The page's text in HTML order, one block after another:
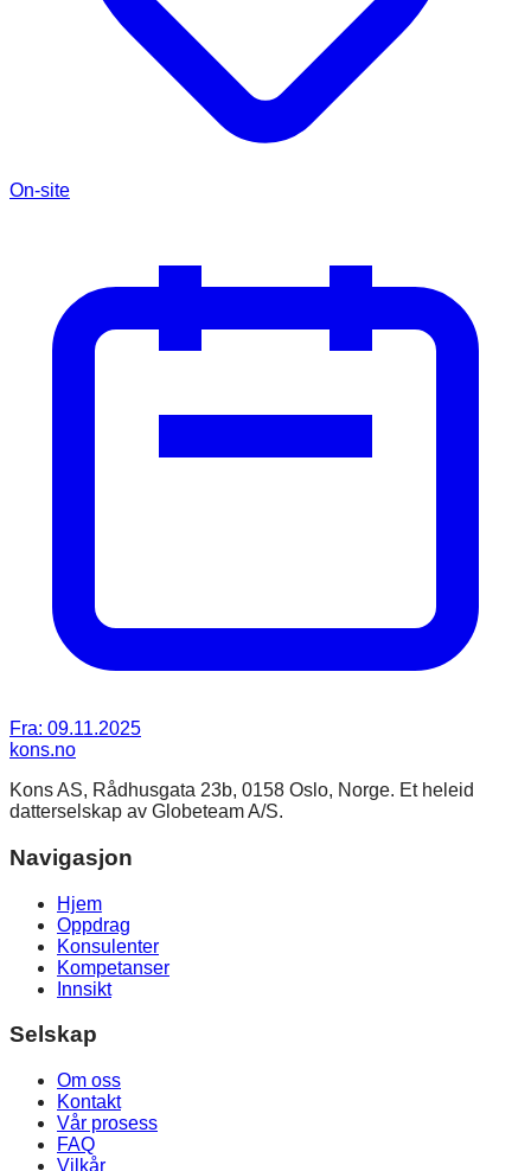
On-site
Fra: 09.11.2025
kons.no
Kons AS, Rådhusgata 23b, 0158 Oslo, Norge. Et heleid
datterselskap av Globeteam A/S.
Navigasjon
Hjem
Oppdrag
Konsulenter
Kompetanser
Innsikt
Selskap
Om oss
Kontakt
Vår prosess
FAQ
Vilkår